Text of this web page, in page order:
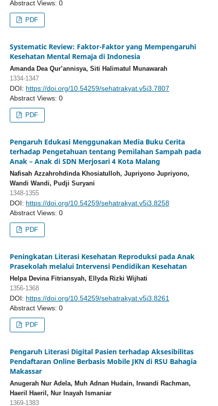
Abstract Views: 0
PDF
Systematic Review: Faktor-Faktor yang Mempengaruhi
Kesehatan Mental Remaja di Indonesia
Amanda Dea Qur’annisya, Siti Halimatul Munawarah
1334-1347
DOI: https://doi.org/10.54259/sehatrakyat.v5i3.7807
Abstract Views: 0
PDF
Pengaruh Edukasi Menggunakan Media Buku Cerita
terhadap Pengetahuan tentang Pemilahan Sampah pada
Anak – Anak di SDN Merjosari 4 Kota Malang
Nafisah Azzahrohdinda Khosiatulloh, Jupriyono Jupriyono,
Wandi Wandi, Pudji Suryani
1348-1355
DOI: https://doi.org/10.54259/sehatrakyat.v5i3.8258
Abstract Views: 0
PDF
Peningkatan Literasi Kesehatan Reproduksi pada Anak
Prasekolah melalui Intervensi Pendidikan Kesehatan
Helpa Devina Fitriansyah, Ellyda Rizki Wijhati
1356-1368
DOI: https://doi.org/10.54259/sehatrakyat.v5i3.8261
Abstract Views: 0
PDF
Pengaruh Literasi Digital Pasien terhadap Aksesibilitas
Pendaftaran Online Berbasis Mobile JKN di RSU Bahagia
Makassar
Anugerah Nur Adela, Muh Adnan Hudain, Irwandi Rachman,
Haeril Haeril, Nur Inayah Ismaniar
1369-1383